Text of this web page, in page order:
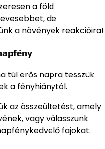
a föld
de
a növények reakcióira!
túl erős napra tesszük
a fényhiánytól.
az összeültetést, amely
vagy válasszunk
fajokat.